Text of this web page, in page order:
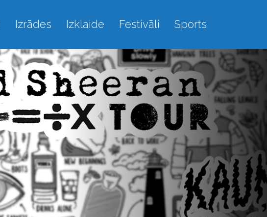
Izrādes Izklaide Festivāli Sports